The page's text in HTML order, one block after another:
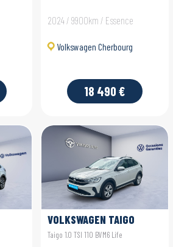
2024 / 9900km / Essence
Volkswagen Cherbourg
18 490 €
VOLKSWAGEN TAIGO
Taigo 1.0 TSI 110 BVM6 Life